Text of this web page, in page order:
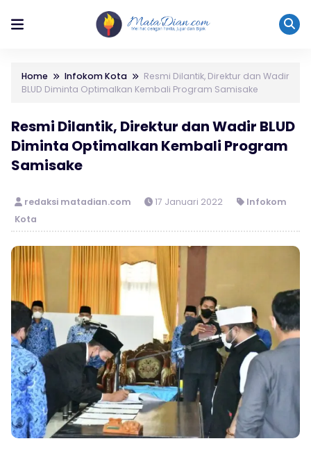
Home Infokom Kota
Resmi Dilantik, Direktur dan Wadir
BLUD Diminta Optimalkan Kembali Program Samisake
Resmi Dilantik, Direktur dan Wadir BLUD
Diminta Optimalkan Kembali Program
Samisake
redaksi matadian.com 17 Januari 2022
Infokom
Kota